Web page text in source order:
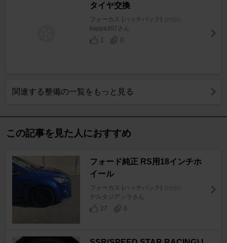
タイヤ交換
フォーカス (ハッチバック) [2代目]
kappa307さん
1
0
関連する整備の一覧をもっと見る
この記事を見た人におすすめ
フォード純正 RS用18インチホ
イール
フォーカス (ハッチバック) [2代目]
デルタジアッラさん
27
0